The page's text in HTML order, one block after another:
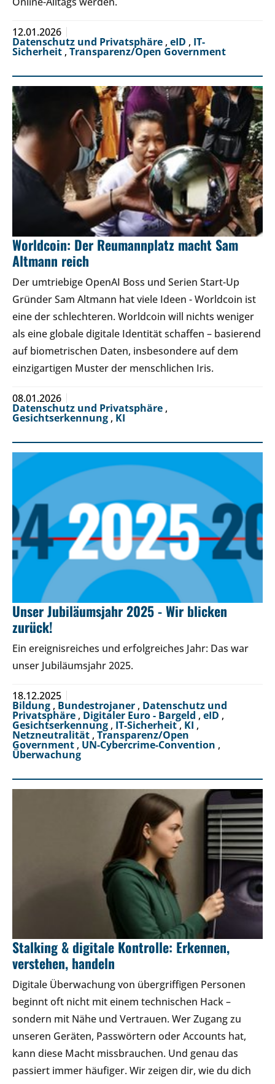
12.01.2026
Datenschutz und Privatsphäre , eID , IT-
Sicherheit , Transparenz/Open Government
Worldcoin: Der Reumannplatz macht Sam
Altmann reich
Der umtriebige OpenAI Boss und Serien Start-Up
Gründer Sam Altmann hat viele Ideen - Worldcoin ist
eine der schlechteren. Worldcoin will nichts weniger
als eine globale digitale Identität schaffen – basierend
auf biometrischen Daten, insbesondere auf dem
einzigartigen Muster der menschlichen Iris.
08.01.2026
Datenschutz und Privatsphäre ,
Gesichtserkennung , KI
Unser Jubiläumsjahr 2025 - Wir blicken
zurück!
Ein ereignisreiches und erfolgreiches Jahr: Das war
unser Jubiläumsjahr 2025.
18.12.2025
Bildung , Bundestrojaner , Datenschutz und
Privatsphäre , Digitaler Euro - Bargeld , eID ,
Gesichtserkennung , IT-Sicherheit, KI ,
Netzneutralität , Transparenz/Open
Government , UN-Cybercrime-Convention ,
Überwachung
Stalking & digitale Kontrolle: Erkennen,
verstehen, handeln
Digitale Überwachung von übergriffigen Personen
beginnt oft nicht mit einem technischen Hack –
sondern mit Nähe und Vertrauen. Wer Zugang zu
unseren Geräten, Passwörtern oder Accounts hat,
kann diese Macht missbrauchen. Und genau das
passiert immer häufiger. Wir zeigen dir, wie du dich